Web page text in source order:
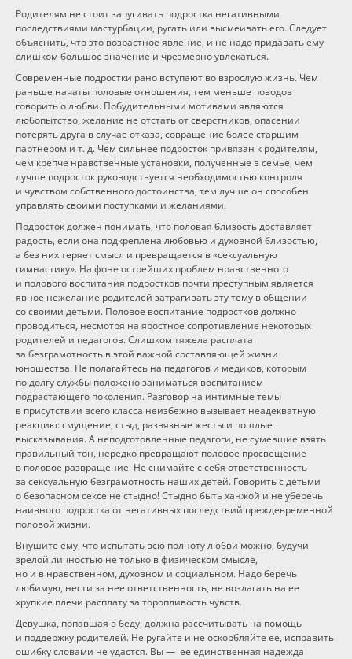
Родителям не стоит запугивать подростка негативными
последствиями мастурбации, ругать или высмеивать его. Следует
объяснить, что это возрастное явление, и не надо придавать ему
слишком большое значение и чрезмерно увлекаться.
Современные подростки рано вступают во взрослую жизнь. Чем
раньше начаты половые отношения, тем меньше поводов
говорить о любви. Побудительными мотивами являются
любопытство, желание не отстать от сверстников, опасении
потерять друга в случае отказа, совращение более старшим
партнером и т. д. Чем сильнее подросток привязан к родителям,
чем крепче нравственные установки, полученные в семье, чем
лучше подросток руководствуется необходимостью контроля
и чувством собственного достоинства, тем лучше он способен
управлять своими поступками и желаниями.
Подросток должен понимать, что половая близость доставляет
радость, если она подкреплена любовью и духовной близостью,
а без них теряет смысл и превращается в «сексуальную
гимнастику». На фоне острейших проблем нравственного
и полового воспитания подростков почти преступным является
явное нежелание родителей затрагивать эту тему в общении
со своими детьми. Половое воспитание подростков должно
проводиться, несмотря на яростное сопротивление некоторых
родителей и педагогов. Слишком тяжела расплата
за безграмотность в этой важной составляющей жизни
юношества. Не полагайтесь на педагогов и медиков, которым
по долгу службы положено заниматься воспитанием
подрастающего поколения. Разговор на интимные темы
в присутствии всего класса неизбежно вызывает неадекватную
реакцию: смущение, стыд, развязные жесты и пошлые
высказывания. А неподготовленные педагоги, не сумевшие взять
правильный тон, нередко превращают половое просвещение
в половое развращение. Не снимайте с себя ответственность
за сексуальную безграмотность наших детей. Говорить с детьми
о безопасном сексе не стыдно! Стыдно быть ханжой и не уберечь
наивного подростка от негативных последствий преждевременной
половой жизни.
Внушите ему, что испытать всю полноту любви можно, будучи
зрелой личностью не только в физическом смысле,
но и в нравственном, духовном и социальном. Надо беречь
любимую, нести за нее ответственность, не возлагать на ее
хрупкие плечи расплату за торопливость чувств.
Девушка, попавшая в беду, должна рассчитывать на помощь
и поддержку родителей. Не ругайте и не оскорбляйте ее, исправить
ошибку словами не удастся. Вы — ее единственная надежда